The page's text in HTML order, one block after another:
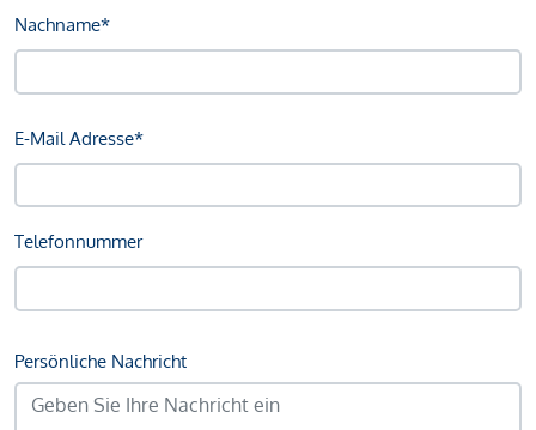
Nachname*
E-Mail Adresse*
Telefonnummer
Persönliche Nachricht